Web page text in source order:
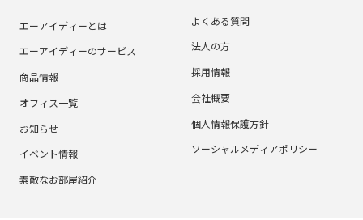
エーアイディーとは
エーアイディーのサービス
商品情報
オフィス一覧
お知らせ
イベント情報
素敵なお部屋紹介
よくある質問
法人の方
採用情報
会社概要
個人情報保護方針
ソーシャルメディアポリシー